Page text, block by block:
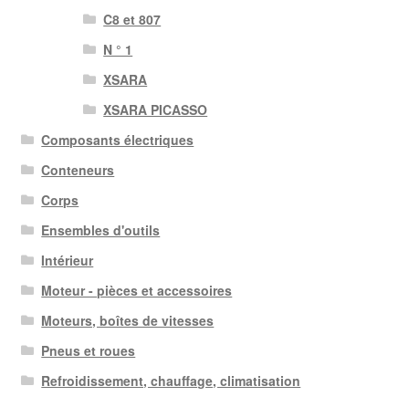
C8 et 807
N ° 1
XSARA
XSARA PICASSO
Composants électriques
Conteneurs
Corps
Ensembles d'outils
Intérieur
Moteur - pièces et accessoires
Moteurs, boîtes de vitesses
Pneus et roues
Refroidissement, chauffage, climatisation